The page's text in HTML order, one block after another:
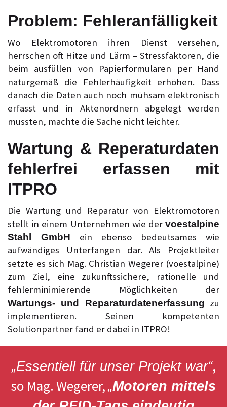
Problem: Fehleranfälligkeit
Wo Elektromotoren ihren Dienst versehen,
herrschen oft Hitze und Lärm – Stressfaktoren, die
beim ausfüllen von Papierformularen per Hand
naturgemäß die Fehlerhäufigkeit erhöhen. Dass
danach die Daten auch noch mühsam elektronisch
erfasst und in Aktenordnern abgelegt werden
mussten, machte die Sache nicht leichter.
Wartung & Reperaturdaten
fehlerfrei erfassen mit
ITPRO
Die Wartung und Reparatur von Elektromotoren
stellt in einem Unternehmen wie der voestalpine
Stahl GmbH ein ebenso bedeutsames wie
aufwändiges Unterfangen dar. Als Projektleiter
setzte es sich Mag. Christian Wegerer (voestalpine)
zum Ziel, eine zukunftssichere, rationelle und
fehlerminimierende Möglichkeiten der
Wartungs- und Reparaturdatenerfassung zu
implementieren. Seinen kompetenten
Solutionpartner fand er dabei in ITPRO!
„Essentiell für unser Projekt war“,
so Mag. Wegerer, „Motoren mittels